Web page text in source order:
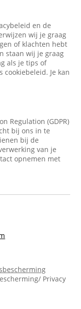
en de
wij je graag
of klachten hebt
staan wij je graag
als je tips of
Je kan
Regulation (GDPR)
bij ons in te
bij de
van je
opnemen met
Privacy